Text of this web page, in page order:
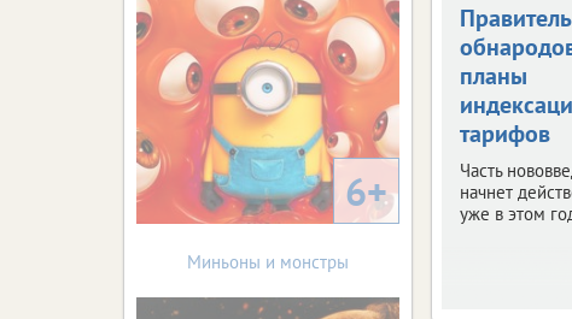
планы
тарифов
Часть
начнет
уже в этом
6+
Миньоны и монстры